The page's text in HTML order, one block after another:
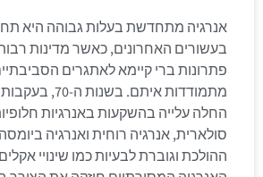
אנרגיה מתחדשת בעלות גבוהה היא
בעשורים האחרונים, כאשר מדינות
פתרונות ברי קיימא לאתגרים
מתמודדות איתם.
החלה עלייה בהשקעות באנרגיות
סולארית, אנרגיה רוחית ואנרגיה
ההולכת וגוברת לבעיות כמו שינויי